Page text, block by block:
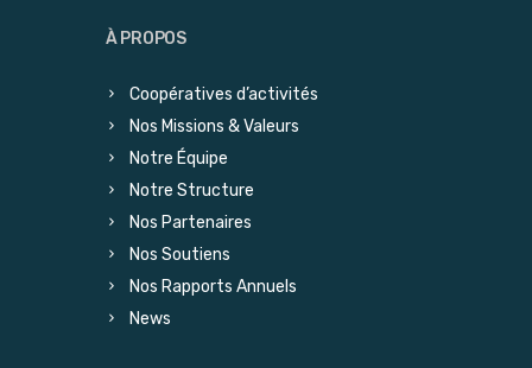
À PROPOS
Coopératives d’activités
Nos Missions & Valeurs
Notre Équipe
Notre Structure
Nos Partenaires
Nos Soutiens
Nos Rapports Annuels
News